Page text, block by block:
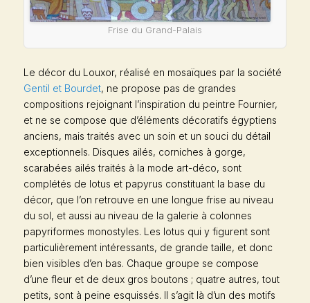
Frise du Grand-Palais
Le décor du Louxor, réalisé en mosaïques par la société
Gentil et Bourdet, ne propose pas de grandes
compositions rejoignant l’inspiration du peintre Fournier,
et ne se compose que d’éléments décoratifs égyptiens
anciens, mais traités avec un soin et un souci du détail
exceptionnels. Disques ailés, corniches à gorge,
scarabées ailés traités à la mode art-déco, sont
complétés de lotus et papyrus constituant la base du
décor, que l’on retrouve en une longue frise au niveau
du sol, et aussi au niveau de la galerie à colonnes
papyriformes monostyles. Les lotus qui y figurent sont
particulièrement intéressants, de grande taille, et donc
bien visibles d’en bas. Chaque groupe se compose
d’une fleur et de deux gros boutons ; quatre autres, tout
petits, sont à peine esquissés. Il s’agit là d’un des motifs